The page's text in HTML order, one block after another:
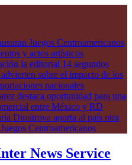
Juegos Centroamericanos
y actos artísticos
la editorial 14 segundos
sobre el impacto de los
nacionales
destaca oportunidad para una
entre México y RD
Dimitrova aporta al país otra
Centroamericanos
News Service